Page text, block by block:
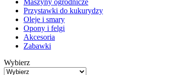
Maszyny ogrodnicze
Przystawki do kukurydzy
Oleje i smary
Opony i felgi
Akcesoria
Zabawki
Wybierz